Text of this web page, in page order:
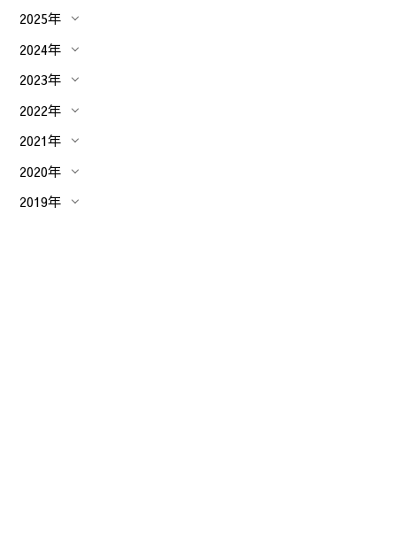
2025年
2024年
2023年
2022年
2021年
2020年
2019年